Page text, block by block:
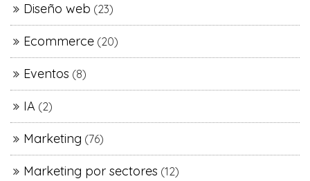
Diseño web (23)
Ecommerce (20)
Eventos (8)
IA (2)
Marketing (76)
Marketing por sectores (12)